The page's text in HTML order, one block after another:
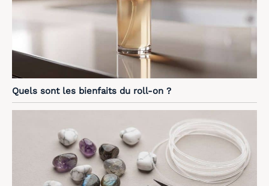
Quels sont les bienfaits du roll-on ?